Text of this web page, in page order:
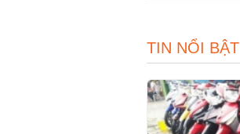
TIN NỔI BẬT